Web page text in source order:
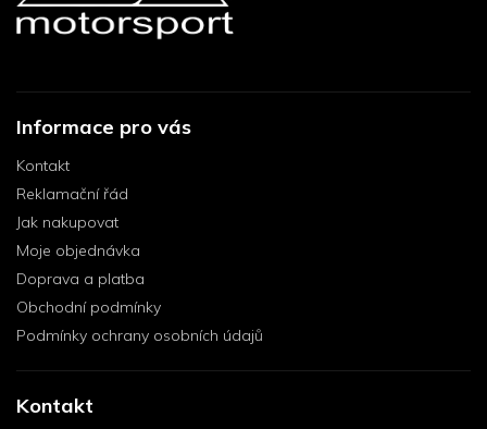
Informace pro vás
Kontakt
Reklamační řád
Jak nakupovat
Moje objednávka
Doprava a platba
Obchodní podmínky
Podmínky ochrany osobních údajů
Kontakt